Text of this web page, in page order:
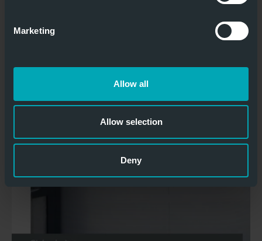
Marketing
Allow all
Allow selection
Deny